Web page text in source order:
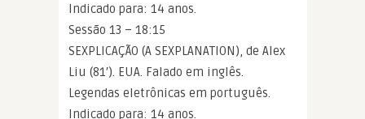
Indicado para: 14 anos.
Sessão 13 – 18:15
SEXPLICAÇÃO (A SEXPLANATION), de Alex
Liu (81′). EUA. Falado em inglês.
Legendas eletrônicas em português.
Indicado para: 14 anos.